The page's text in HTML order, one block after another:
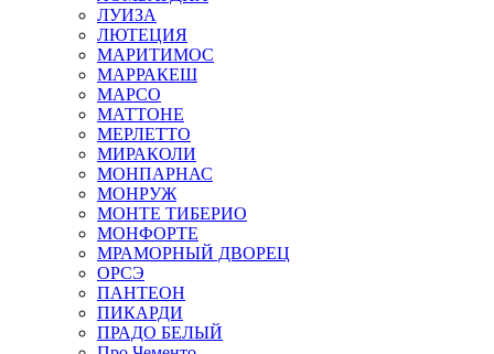
ЛУИЗА
ЛЮТЕЦИЯ
МАРИТИМОС
МАРРАКЕШ
МАРСО
МАТТОНЕ
МЕРЛЕТТО
МИРАКОЛИ
МОНПАРНАС
МОНРУЖ
МОНТЕ ТИБЕРИО
МОНФОРТЕ
МРАМОРНЫЙ ДВОРЕЦ
ОРСЭ
ПАНТЕОН
ПИКАРДИ
ПРАДО БЕЛЫЙ